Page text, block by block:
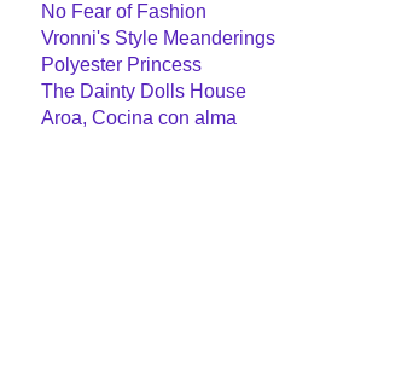
No Fear of Fashion
Vronni's Style Meanderings
Polyester Princess
The Dainty Dolls House
Aroa, Cocina con alma